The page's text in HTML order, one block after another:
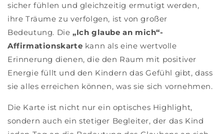
sicher fühlen und gleichzeitig ermutigt werden,
ihre Träume zu verfolgen, ist von großer
Bedeutung. Die „Ich glaube an mich“-
Affirmationskarte kann als eine wertvolle
Erinnerung dienen, die den Raum mit positiver
Energie füllt und den Kindern das Gefühl gibt, dass
sie alles erreichen können, was sie sich vornehmen.
Die Karte ist nicht nur ein optisches Highlight,
sondern auch ein stetiger Begleiter, der das Kind